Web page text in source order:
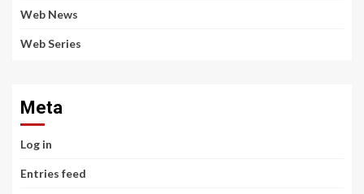
Web News
Web Series
Meta
Log in
Entries feed